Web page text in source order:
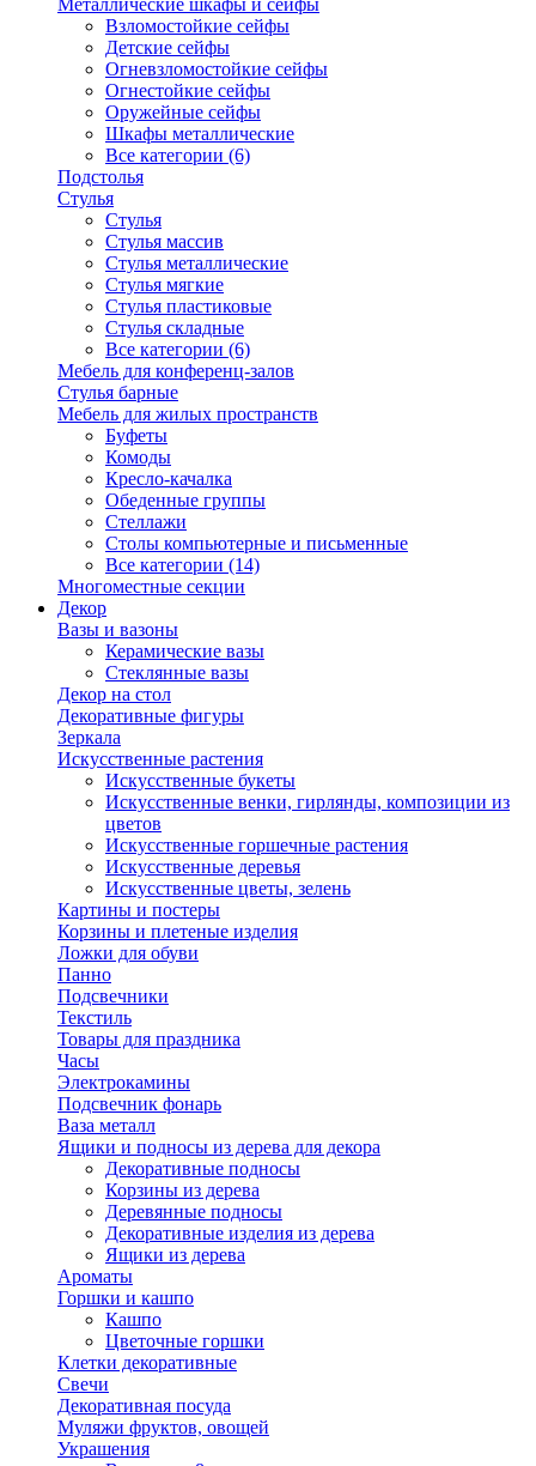
Металлические шкафы и сейфы
Взломостойкие сейфы
Детские сейфы
Огневзломостойкие сейфы
Огнестойкие сейфы
Оружейные сейфы
Шкафы металлические
Все категории (6)
Подстолья
Стулья
Стулья
Стулья массив
Стулья металлические
Стулья мягкие
Стулья пластиковые
Стулья складные
Все категории (6)
Мебель для конференц-залов
Стулья барные
Мебель для жилых пространств
Буфеты
Комоды
Кресло-качалка
Обеденные группы
Стеллажи
Столы компьютерные и письменные
Все категории (14)
Многоместные секции
Декор
Вазы и вазоны
Керамические вазы
Стеклянные вазы
Декор на стол
Декоративные фигуры
Зеркала
Искусственные растения
Искусственные букеты
Искусственные венки, гирлянды, композиции из
цветов
Искусственные горшечные растения
Искусственные деревья
Искусственные цветы, зелень
Картины и постеры
Корзины и плетеные изделия
Ложки для обуви
Панно
Подсвечники
Текстиль
Товары для праздника
Часы
Электрокамины
Подсвечник фонарь
Ваза металл
Ящики и подносы из дерева для декора
Декоративные подносы
Корзины из дерева
Деревянные подносы
Декоративные изделия из дерева
Ящики из дерева
Ароматы
Горшки и кашпо
Кашпо
Цветочные горшки
Клетки декоративные
Свечи
Декоративная посуда
Муляжи фруктов, овощей
Украшения